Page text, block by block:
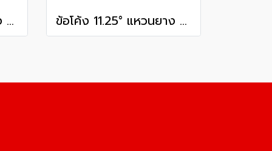
ข้อโค้ง 11.25° แหวนยาง ES1 SCG ขนาด 250 มม. (10 นิ้ว ) ชั้น 13.5 ข้อโค้ง 11.25° แหวนยาง ES1 SCG ขนาด 400 มม. (16 นิ้ว ) ชั้น 13.5